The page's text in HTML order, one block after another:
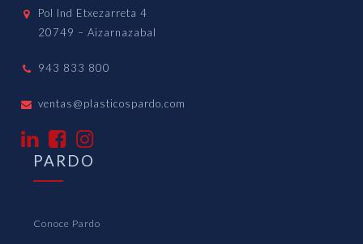
Pol Ind Etxezarreta 4
20749 – Aizarnazabal
943 833 800
ventas@plasticospardo.com
PARDO
Conoce Pardo